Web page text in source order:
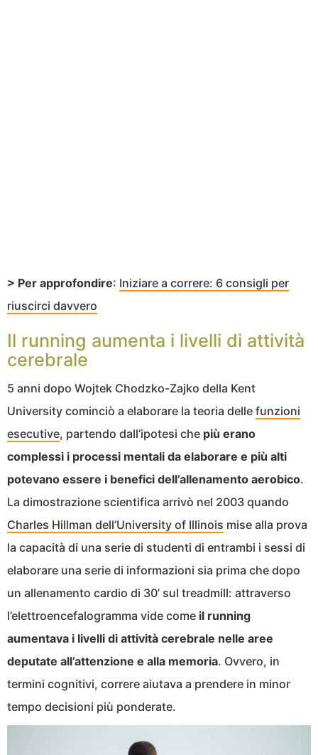
> Per approfondire: Iniziare a correre: 6 consigli per
riuscirci davvero
Il running aumenta i livelli di attività
cerebrale
5 anni dopo Wojtek Chodzko-Zajko della Kent
University cominciò a elaborare la teoria delle funzioni
esecutive, partendo dall’ipotesi che più erano
complessi i processi mentali da elaborare e più alti
potevano essere i benefici dell’allenamento aerobico.
La dimostrazione scientifica arrivò nel 2003 quando
Charles Hillman dell’University of Illinois mise alla prova
la capacità di una serie di studenti di entrambi i sessi di
elaborare una serie di informazioni sia prima che dopo
un allenamento cardio di 30’ sul treadmill: attraverso
l’elettroencefalogramma vide come il running
aumentava i livelli di attività cerebrale nelle aree
deputate all’attenzione e alla memoria. Ovvero, in
termini cognitivi, correre aiutava a prendere in minor
tempo decisioni più ponderate.